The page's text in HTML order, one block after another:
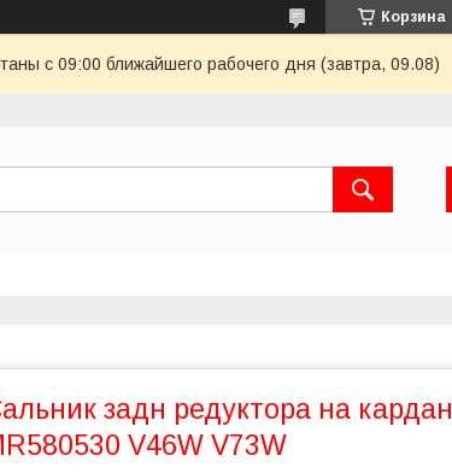
Корзина
с 09:00 ближайшего рабочего дня (завтра, 09.08)
задн редуктора на кардан
V46W V73W